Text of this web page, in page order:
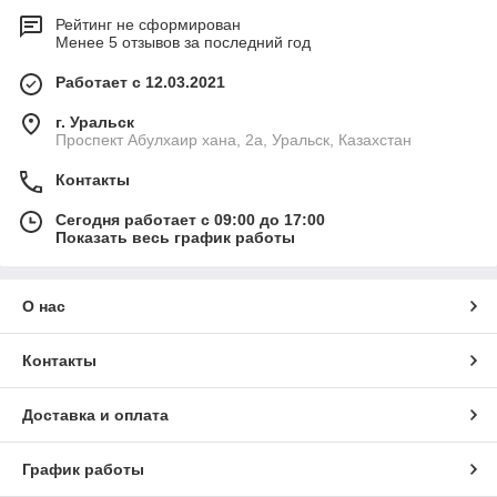
Рейтинг не сформирован
Менее 5 отзывов за последний год
Работает с 12.03.2021
г. Уральск
Проспект Абулхаир хана, 2а, Уральск, Казахстан
Контакты
Сегодня работает с 09:00 до 17:00
Показать весь график работы
О нас
Контакты
Доставка и оплата
График работы